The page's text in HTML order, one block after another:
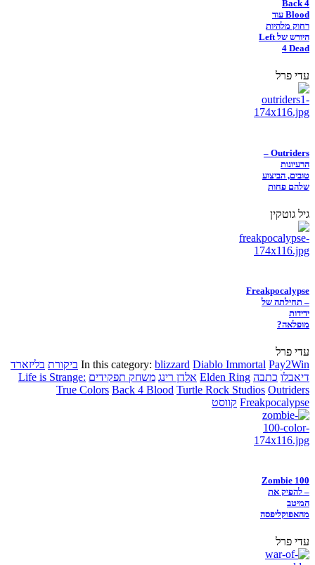
Back 4
Blood עוד
רחוק מלהיות
היורש של Left
4 Dead
עדי פרל
Outriders –
הרעיונות
טובים, הביצוע
שלהם פחות
גיל גוטקין
Freakpocalypse
– תחילתה של
ידידות
מופלאה?
עדי פרל
In this category: blizzard Diablo Immortal Pay2Win ביקורת בליזארד
דיאבלו כתבה Elden Ring אלדן רינג משחק תפקידים Life is Strange:
True Colors Back 4 Blood Turtle Rock Studios Outriders
Freakpocalypse קווסט
Zombie 100
– להפיק את
המיטב
מהאפוקליפסה
עדי פרל